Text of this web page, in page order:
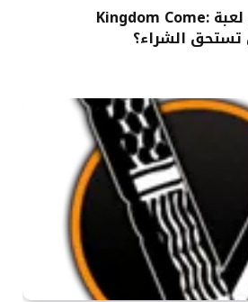
فشل إضافي يلاحق لعبة Kingdom Come: